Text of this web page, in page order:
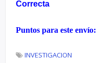
Correcta
Puntos para este
INVESTIGACION